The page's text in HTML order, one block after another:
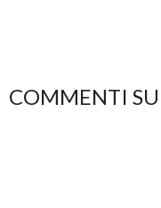
COMMENTI